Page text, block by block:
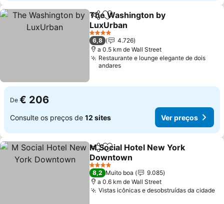
PartilharAdicionar aos favoritos
The Washington by
LuxUrban
4 Estrelas
6,8
4.726
a 0.5 km de Wall Street
Restaurante e lounge elegante de dois
andares
De € 206
Consulte os preços de 12 sites Ver preços
PartilharAdicionar aos favoritos
M Social Hotel New York
Downtown
4 Estrelas
8,2 Muito boa
9.085
a 0.6 km de Wall Street
Vistas icônicas e desobstruídas da cidade